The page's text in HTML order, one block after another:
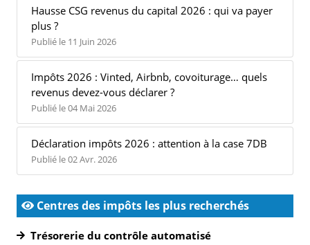
Hausse CSG revenus du capital 2026 : qui va payer
plus ?
Publié le 11 Juin 2026
Impôts 2026 : Vinted, Airbnb, covoiturage… quels
revenus devez-vous déclarer ?
Publié le 04 Mai 2026
Déclaration impôts 2026 : attention à la case 7DB
Publié le 02 Avr. 2026
Centres des impôts les plus recherchés
Trésorerie du contrôle automatisé